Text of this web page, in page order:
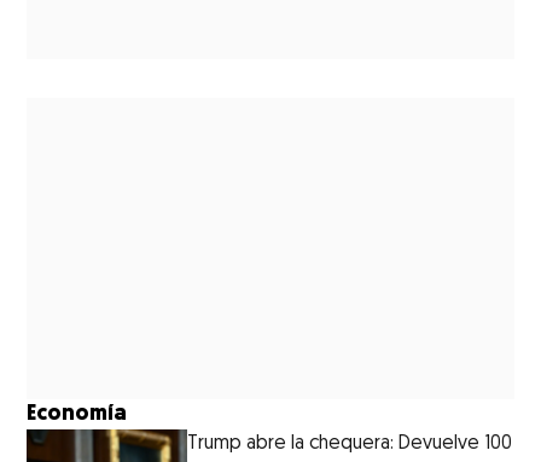
Economía
Trump abre la chequera: Devuelve 100